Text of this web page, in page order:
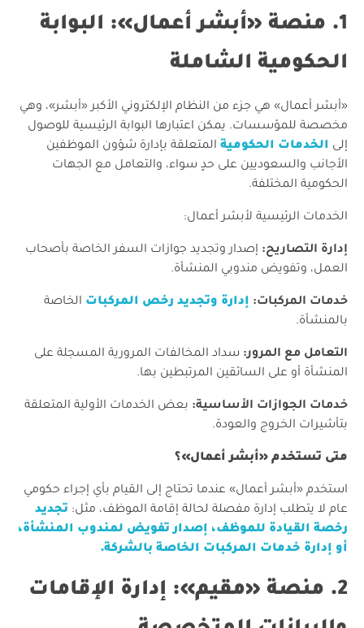
​1. منصة «أبشر أعمال»: البوابة
الحكومية الشاملة
​«أبشر أعمال» هي جزء من النظام الإلكتروني الأكبر «أبشر»، وهي
مخصصة للمؤسسات. يمكن اعتبارها البوابة الرئيسية للوصول
إلى الخدمات الحكومية المتعلقة بإدارة شؤون الموظفين
الأجانب والسعوديين على حدٍ سواء، والتعامل مع الجهات
الحكومية المختلفة.
​الخدمات الرئيسية لأبشر أعمال:
إدارة التصاريح: إصدار وتجديد جوازات السفر الخاصة بأصحاب
العمل، وتفويض مندوبي المنشأة.
خدمات المركبات: إدارة وتجديد رخص المركبات الخاصة
بالمنشأة.
التعامل مع المرور: سداد المخالفات المرورية المسجلة على
المنشأة أو على السائقين المرتبطين بها.
خدمات الجوازات الأساسية: بعض الخدمات الأولية المتعلقة
بتأشيرات الخروج والعودة.
متى تستخدم «أبشر أعمال»؟
​استخدم «أبشر أعمال» عندما تحتاج إلى القيام بأي إجراء حكومي
عام لا يتطلب إدارة مفصلة لحالة إقامة الموظف، مثل: تجديد
رخصة القيادة للموظف، إصدار تفويض لمندوب المنشأة،
أو إدارة خدمات المركبات الخاصة بالشركة.
​2. منصة «مقيم»: إدارة الإقامات